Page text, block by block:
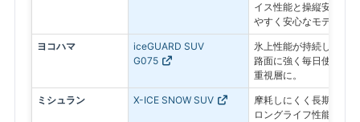
イス性能と操縦安定性
やすく安心なモデル
ヨコハマ
iceGUARD SUV
G075
氷上性能が持続し、燃
路面に強く毎日使いや
重視層に。
ミシュラン X-ICE SNOW SUV
摩耗しにくく長期間性
ロングライフ性能が特